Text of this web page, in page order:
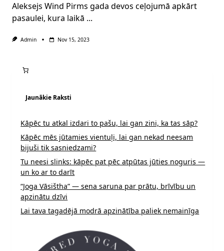
Aleksejs Wind Pirms gada devos ceļojumā apkārt
pasaulei, kura laikā ...
Admin Nov 15, 2023
Jaunākie Raksti
Kāpēc tu atkal izdari to pašu, lai gan zini, ka tas sāp?
Kāpēc mēs jūtamies vientuļi, lai gan nekad neesam
bijuši tik sasniedzami?
Tu neesi slinks: kāpēc pat pēc atpūtas jūties noguris —
un ko ar to darīt
“Joga Vāsištha” — sena saruna par prātu, brīvību un
apzinātu dzīvi
Lai tava tagadējā modrā apzinātība paliek nemainīga